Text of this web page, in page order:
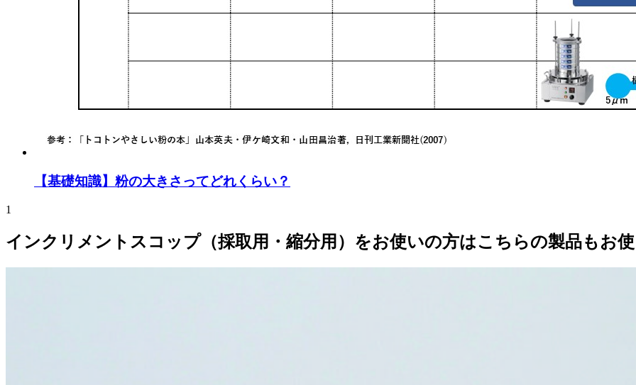
【基礎知識】粉の大きさってどれくらい？
1
インクリメントスコップ（採取用・縮分用）をお使いの方はこちらの製品もお